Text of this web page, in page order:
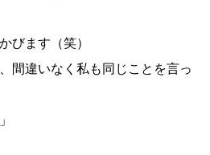
びます（笑）
間違いなく私も同じことを言っ